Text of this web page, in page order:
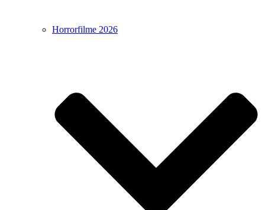
Horrorfilme 2026